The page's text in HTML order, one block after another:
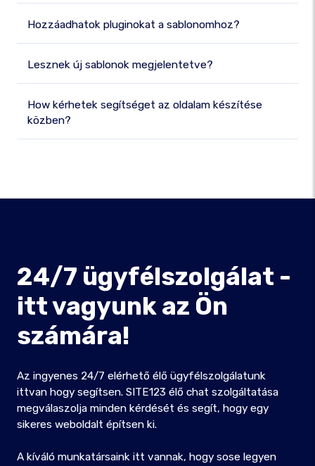
Hozzáadhatok pluginokat a sablonomhoz?
Lesznek új sablonok megjelentetve?
How kérhetek segítséget az oldalam készítése
közben?
24/7 ügyfélszolgálat -
itt vagyunk az Ön
számára!
Az ingyenes 24/7 elérhető élő ügyfélszolgálatunk
ittvan hogy segítsen. SITE123 élő chat szolgáltatása
megválaszolja minden kérdését és segít, hogy egy
sikeres weboldalt építsen ki.
A kíváló munkatársaink itt vannak, hogy sose legyen